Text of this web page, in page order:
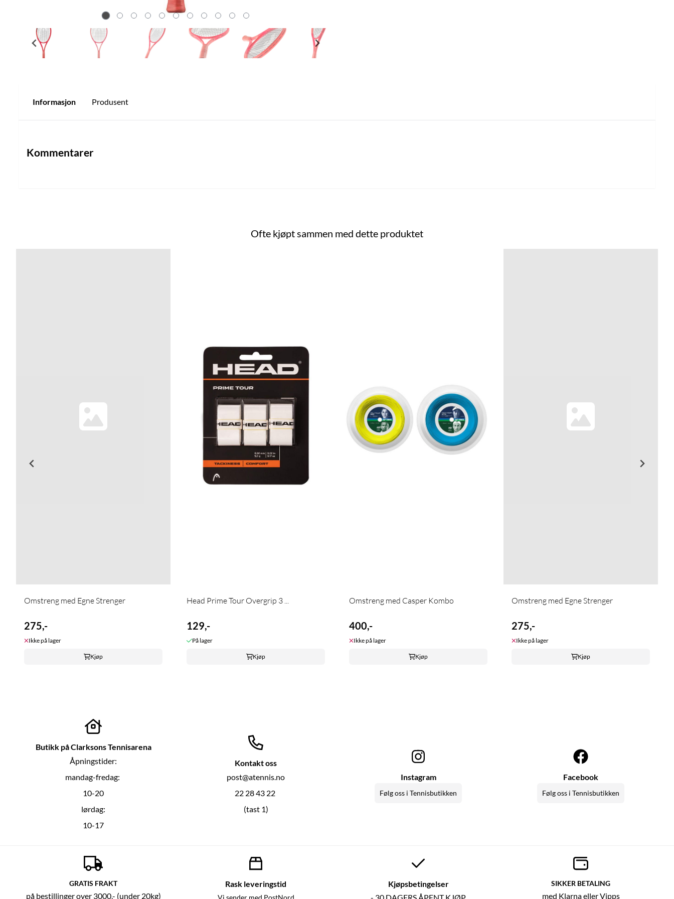
Informasjon Produsent
Kommentarer
Ofte kjøpt sammen med dette produktet
Omstreng med Egne Strenger
275,-
Ikke på lager
Kjøp
Head Prime Tour Overgrip 3 ...
129,-
På lager
Kjøp
Omstreng med Casper Kombo
400,-
Ikke på lager
Kjøp
Omstreng med Egne Strenger
275,-
Ikke på lager
Kjøp
Butikk på Clarksons Tennisarena
Åpningstider:
mandag-fredag:
10-20
lørdag:
10-17
Kontakt oss
post@atennis.no
22 28 43 22
(tast 1)
Instagram
Følg oss i Tennisbutikken
Facebook
Følg oss i Tennisbutikken
GRATIS FRAKT
på bestillinger over 3000,- (under 20kg)
Rask leveringstid
Vi sender med PostNord
Kjøpsbetingelser
SIKKER BETALING
med Klarna eller Vipps